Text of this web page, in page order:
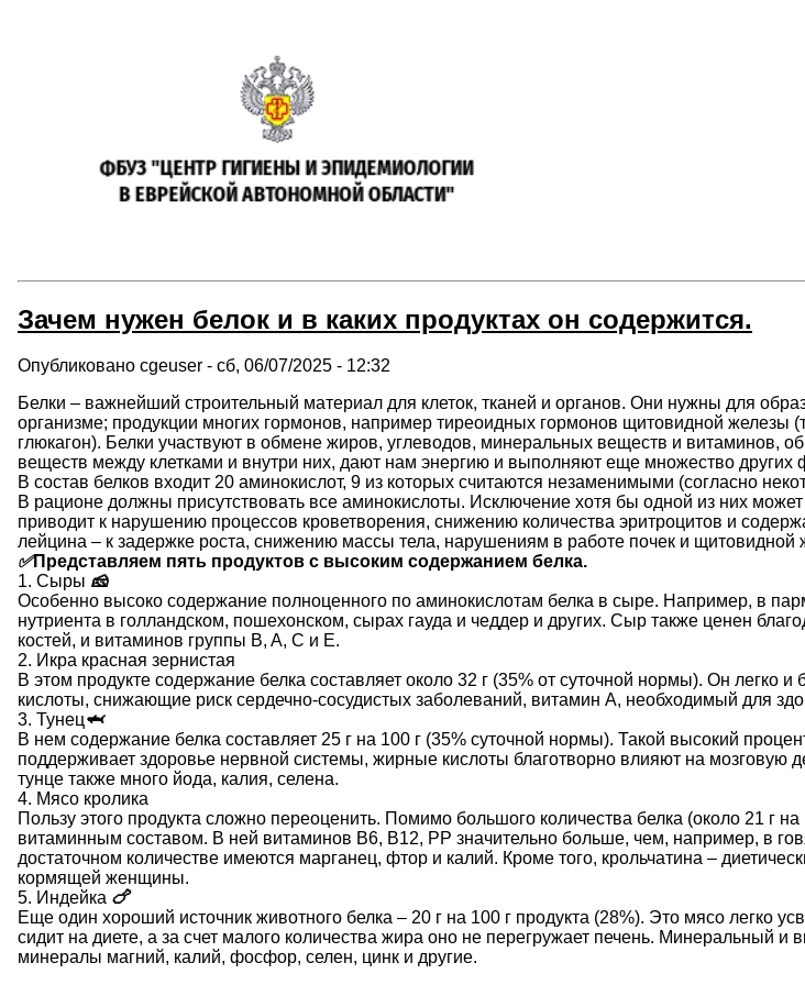
Зачем нужен белок и в каких продуктах он содержится.
Опубликовано cgeuser - сб, 06/07/2025 - 12:32
Белки – важнейший строительный материал для клеток, тканей и органов. Они нужны для
организме; продукции многих гормонов, например тиреоидных гормонов щитовидной железы
глюкагон). Белки участвуют в обмене жиров, углеводов, минеральных веществ и витаминов,
веществ между клетками и внутри них, дают нам энергию и выполняют еще множество других
В состав белков входит 20 аминокислот, 9 из которых считаются незаменимыми (согласно
В рационе должны присутствовать все аминокислоты. Исключение хотя бы одной из них
приводит к нарушению процессов кроветворения, снижению количества эритроцитов и
лейцина – к задержке роста, снижению массы тела, нарушениям в работе почек и щитовидной
✅Представляем пять продуктов с высоким содержанием белка.
1. Сыры 🧀
Особенно высоко содержание полноценного по аминокислотам белка в сыре. Например, в
нутриента в голландском, пошехонском, сырах гауда и чеддер и других. Сыр также ценен
костей, и витаминов группы B, A, C и E.
2. Икра красная зернистая
В этом продукте содержание белка составляет около 32 г (35% от суточной нормы). Он легко
кислоты, снижающие риск сердечно-сосудистых заболеваний, витамин А, необходимый для
3. Тунец🦈
В нем содержание белка составляет 25 г на 100 г (35% суточной нормы). Такой высокий
поддерживает здоровье нервной системы, жирные кислоты благотворно влияют на мозговую
тунце также много йода, калия, селена.
4. Мясо кролика
Пользу этого продукта сложно переоценить. Помимо большого количества белка (около 21 г
витаминным составом. В ней витаминов В6, В12, РР значительно больше, чем, например, в
достаточном количестве имеются марганец, фтор и калий. Кроме того, крольчатина –
кормящей женщины.
5. Индейка 🍗
Еще один хороший источник животного белка – 20 г на 100 г продукта (28%). Это мясо легко
сидит на диете, а за счет малого количества жира оно не перегружает печень. Минеральный
минералы магний, калий, фосфор, селен, цинк и другие.